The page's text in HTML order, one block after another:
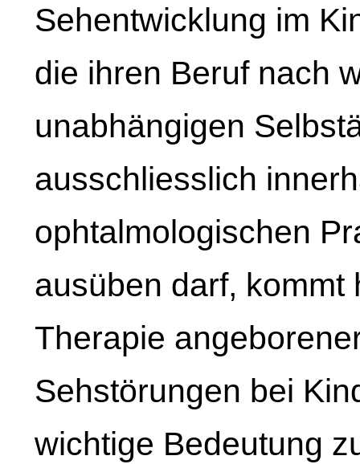
Sehentwicklung im
die ihren Beruf nach
unabhängigen
ausschliesslich
ophtalmologischen
ausüben darf,
Therapie
Sehstörungen bei
wichtige Bedeutung